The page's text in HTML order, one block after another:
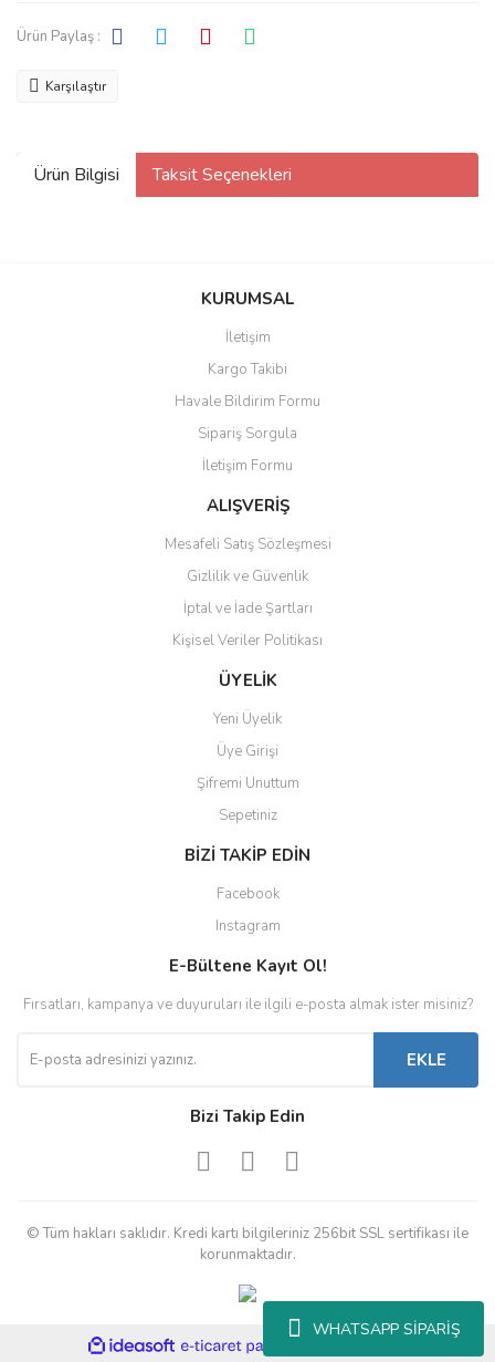
WHATSAPP SİPARİŞ
Ürün Paylaş :
Karşılaştır
Ürün Bilgisi Taksit Seçenekleri
KURUMSAL
İletişim
Kargo Takibi
Havale Bildirim Formu
Sipariş Sorgula
İletişim Formu
ALIŞVERİŞ
Mesafeli Satış Sözleşmesi
Gizlilik ve Güvenlik
İptal ve İade Şartları
Kişisel Veriler Politikası
ÜYELİK
Yeni Üyelik
Üye Girişi
Şifremi Unuttum
Sepetiniz
BİZİ TAKİP EDİN
Facebook
Instagram
E-Bültene Kayıt Ol!
Fırsatları, kampanya ve duyuruları ile ilgili e-posta almak ister misiniz?
EKLE
Bizi Takip Edin
© Tüm hakları saklıdır. Kredi kartı bilgileriniz 256bit SSL sertifikası ile
korunmaktadır.
ideasoft